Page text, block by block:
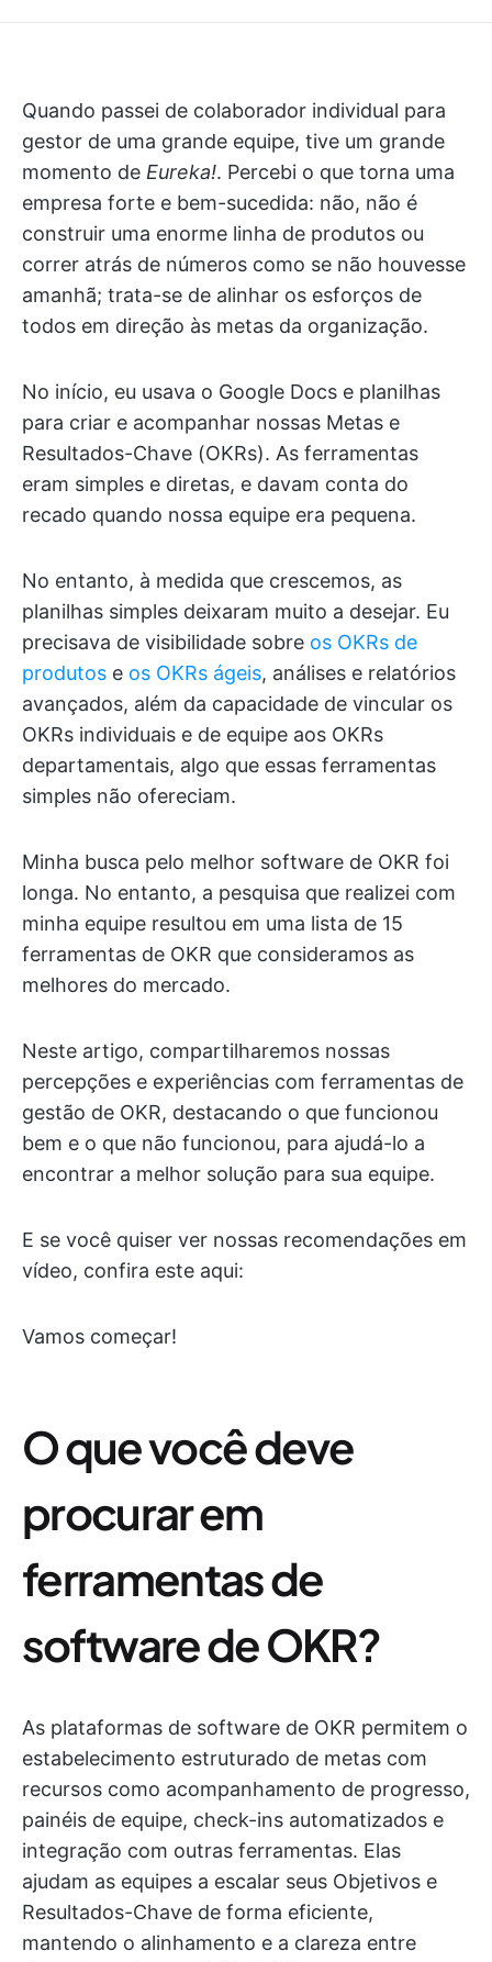
Quando passei de colaborador individual para
gestor de uma grande equipe, tive um grande
momento de Eureka!. Percebi o que torna uma
empresa forte e bem-sucedida: não, não é
construir uma enorme linha de produtos ou
correr atrás de números como se não houvesse
amanhã; trata-se de alinhar os esforços de
todos em direção às metas da organização.
No início, eu usava o Google Docs e planilhas
para criar e acompanhar nossas Metas e
Resultados-Chave (OKRs). As ferramentas
eram simples e diretas, e davam conta do
recado quando nossa equipe era pequena.
No entanto, à medida que crescemos, as
planilhas simples deixaram muito a desejar. Eu
precisava de visibilidade sobre os OKRs de
produtos e os OKRs ágeis, análises e relatórios
avançados, além da capacidade de vincular os
OKRs individuais e de equipe aos OKRs
departamentais, algo que essas ferramentas
simples não ofereciam.
Minha busca pelo melhor software de OKR foi
longa. No entanto, a pesquisa que realizei com
minha equipe resultou em uma lista de 15
ferramentas de OKR que consideramos as
melhores do mercado.
Neste artigo, compartilharemos nossas
percepções e experiências com ferramentas de
gestão de OKR, destacando o que funcionou
bem e o que não funcionou, para ajudá-lo a
encontrar a melhor solução para sua equipe.
E se você quiser ver nossas recomendações em
vídeo, confira este aqui:
Vamos começar!
O que você deve
procurar em
ferramentas de
software de OKR?
As plataformas de software de OKR permitem o
estabelecimento estruturado de metas com
recursos como acompanhamento de progresso,
painéis de equipe, check-ins automatizados e
integração com outras ferramentas. Elas
ajudam as equipes a escalar seus Objetivos e
Resultados-Chave de forma eficiente,
mantendo o alinhamento e a clareza entre